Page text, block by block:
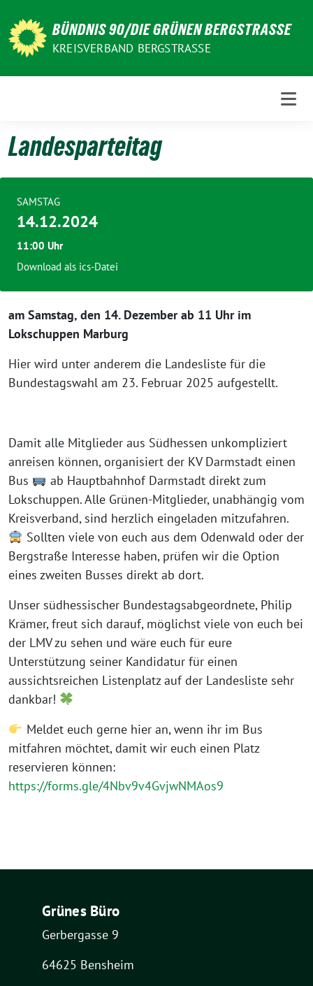
zum
Inhalt
BÜNDNIS 90/DIE GRÜNEN BERGSTRASSE
KREISVERBAND BERGSTRASSE
Landesparteitag
am Samstag, den 14. Dezember ab 11 Uhr im
Lokschuppen Marburg
Hier wird unter anderem die Landesliste für die
Bundestagswahl am 23. Februar 2025 aufgestellt.
Damit alle Mitglieder aus Südhessen unkompliziert
anreisen können, organisiert der KV Darmstadt einen
Bus
ab Hauptbahnhof Darmstadt direkt zum
Lokschuppen. Alle Grünen-Mitglieder, unabhängig vom
Kreisverband, sind herzlich eingeladen mitzufahren.
Sollten viele von euch aus dem Odenwald oder der
Bergstraße Interesse haben, prüfen wir die Option
eines zweiten Busses direkt ab dort.
Unser südhessischer Bundestagsabgeordnete, Philip
Krämer, freut sich darauf, möglichst viele von euch bei
der LMV zu sehen und wäre euch für eure
Unterstützung seiner Kandidatur für einen
aussichtsreichen Listenplatz auf der Landesliste sehr
dankbar!
Meldet euch gerne hier an, wenn ihr im Bus
mitfahren möchtet, damit wir euch einen Platz
reservieren können:
https://forms.gle/4Nbv9v4GvjwNMAos9
SAMSTAG
14.12.2024
11:00 Uhr
Download als ics-Datei
Grünes Büro
Gerbergasse 9
64625 Bensheim